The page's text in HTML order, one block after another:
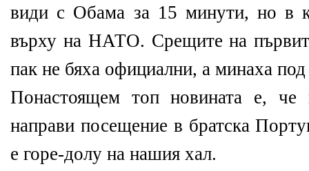
види с Обама за 15 минути, но в
върху на НАТО. Срещите на
пак не бяха официални, а минаха
Понастоящем топ новината е, че
направи посещение в братска
е горе-долу на нашия хал.